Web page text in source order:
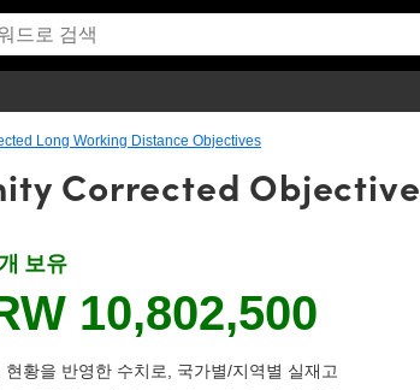
Long Working Distance Objectives
Corrected Objective
보유
minus buttons to adjust the quantity.
10,802,500
황을 반영한 수치로, 국가별/지역별 실재고